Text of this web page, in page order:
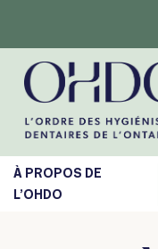
content
À PROPOS DE
L’OHDO